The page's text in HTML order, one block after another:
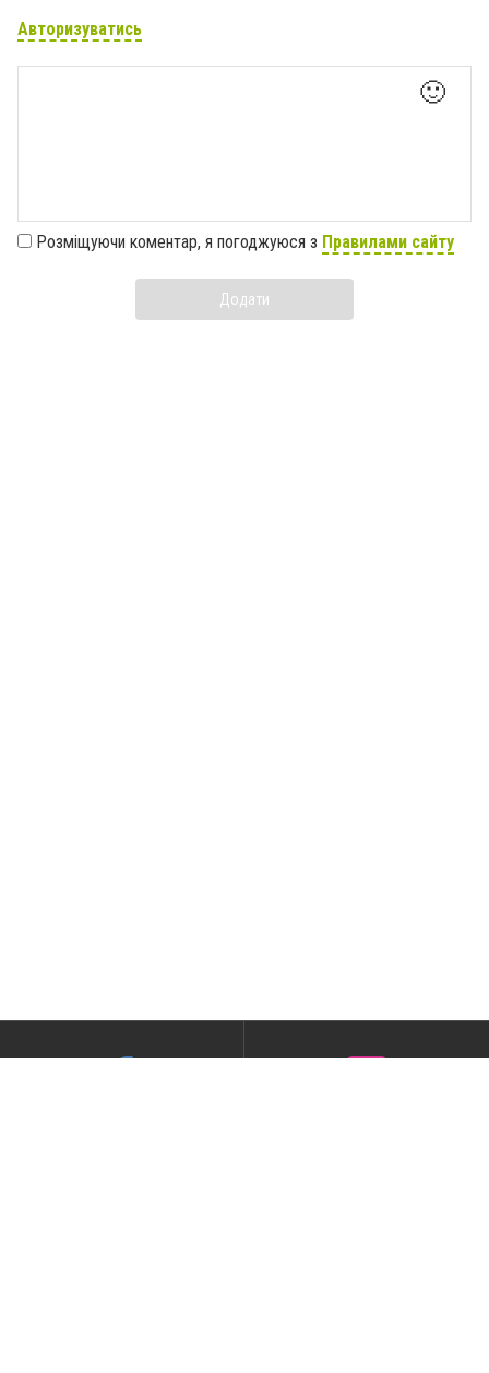
Авторизуватись
🙂
Розміщуючи коментар, я погоджуюся з Правилами сайту
Додати